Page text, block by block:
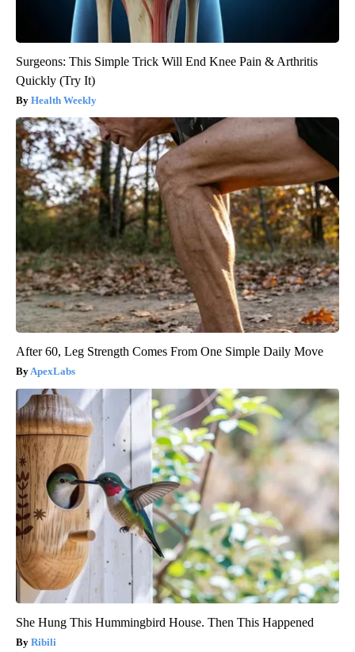
Surgeons: This Simple Trick Will End Knee Pain & Arthritis
Quickly (Try It)
Health Weekly
After 60, Leg Strength Comes From One Simple Daily Move
ApexLabs
She Hung This Hummingbird House. Then This Happened
Ribili